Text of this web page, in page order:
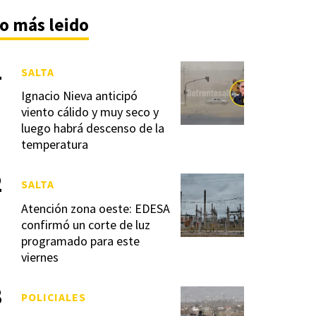
más leido
Ignacio Nieva anticipó
viento cálido y muy seco y
luego habrá descenso de la
temperatura
SALTA
Atención zona oeste: EDESA
confirmó un corte de luz
programado para este
viernes
SALTA
POLICIALES